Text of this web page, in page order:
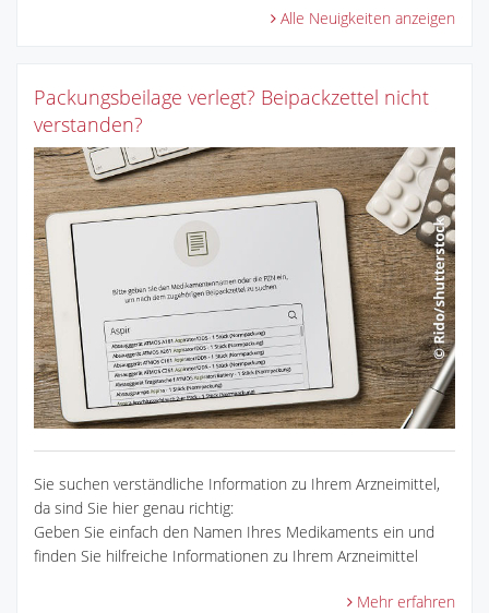
Alle Neuigkeiten anzeigen
Packungsbeilage verlegt? Beipackzettel nicht
verstanden?
Sie suchen verständliche Information zu Ihrem Arzneimittel,
da sind Sie hier genau richtig:
Geben Sie einfach den Namen Ihres Medikaments ein und
finden Sie hilfreiche Informationen zu Ihrem Arzneimittel
Mehr erfahren